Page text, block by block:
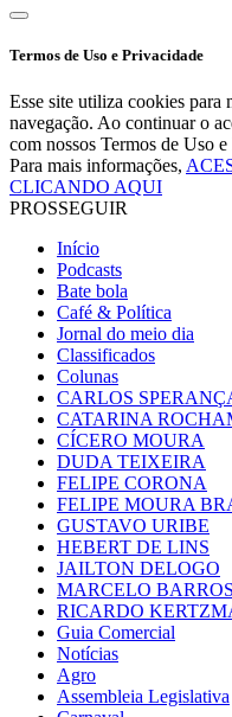
Termos de Uso e Privacidade
Esse site utiliza cookies para
navegação. Ao continuar o
com nossos Termos de Uso
Para mais informações,
CLICANDO AQUI
PROSSEGUIR
Início
Podcasts
Bate bola
Café & Política
Jornal do meio dia
Classificados
Colunas
CARLOS
CATARINA
CÍCERO MOURA
DUDA TEIXEIRA
FELIPE CORONA
FELIPE MOURA
GUSTAVO URIBE
HEBERT DE LINS
JAILTON DELOGO
MARCELO
RICARDO
Guia Comercial
Notícias
Agro
Assembleia Legislativa